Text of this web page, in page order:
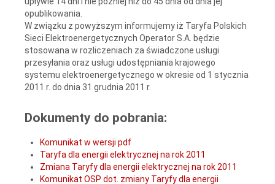
opublikowania.
W związku z powyższym informujemy iż Taryfa Polskich
Sieci Elektroenergetycznych Operator S.A. będzie
stosowana w rozliczeniach za świadczone usługi
przesyłania oraz usługi udostępniania krajowego
systemu elektroenergetycznego w okresie od 1 stycznia
2011 r. do dnia 31 grudnia 2011 r.
Dokumenty do pobrania:
Komunikat w wersji pdf
Taryfa dla energii elektrycznej na rok 2011
Zmiana Taryfy dla energii elektrycznej na rok 2011
Komunikat OSP dot. zmiany Taryfy dla energii